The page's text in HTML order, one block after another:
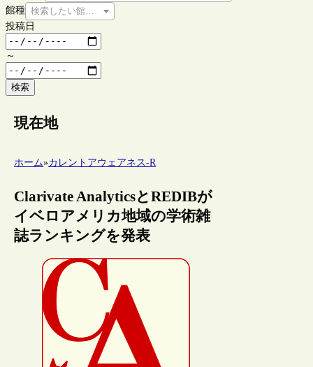
館種 検索したい館種を選択してください
投稿日
～
検索
現在地
ホーム»カレントアウェアネス-R
Clarivate AnalyticsとREDIBが
イベロアメリカ地域の学術雑
誌ランキングを発表